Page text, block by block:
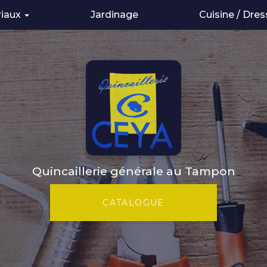
construction
Jardinage Cuisine /
Quincaillerie générale au Tampon
CATALOGUE